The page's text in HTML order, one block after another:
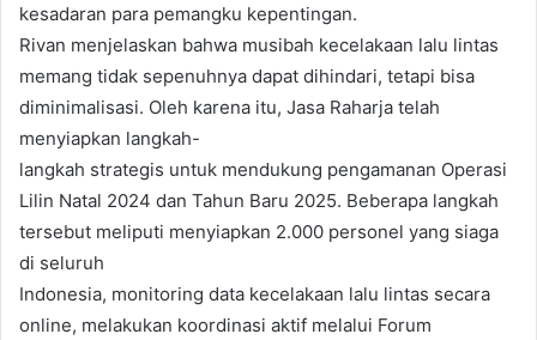
kesadaran para pemangku kepentingan.
Rivan menjelaskan bahwa musibah kecelakaan lalu lintas
memang tidak sepenuhnya dapat dihindari, tetapi bisa
diminimalisasi. Oleh karena itu, Jasa Raharja telah
menyiapkan langkah-
langkah strategis untuk mendukung pengamanan Operasi
Lilin Natal 2024 dan Tahun Baru 2025. Beberapa langkah
tersebut meliputi menyiapkan 2.000 personel yang siaga
di seluruh
Indonesia, monitoring data kecelakaan lalu lintas secara
online, melakukan koordinasi aktif melalui Forum